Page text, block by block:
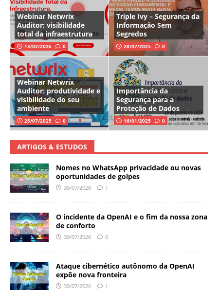
Webinar Netwrix
Auditor: visibilidade
total da infraestrutura
13/02/2026 0
Triple Ivy – Segurança da
Informação Sem
Segredos
28/07/2025 0
Webinar Netwrix
Auditor: produtividade e
visibilidade do seu
ambiente
25/07/2025 0
Importância da
Segurança para a
Proteção de Dados
16/01/2025 0
ARTIGOS & ESTUDOS
Nomes no WhatsApp privacidade ou novas
oportunidades de golpes
30/07/2026 1
O incidente da OpenAI e o fim da nossa zona
de conforto
30/07/2026 0
Ataque cibernético autônomo da OpenAI
expõe nova fronteira
30/07/2026 1